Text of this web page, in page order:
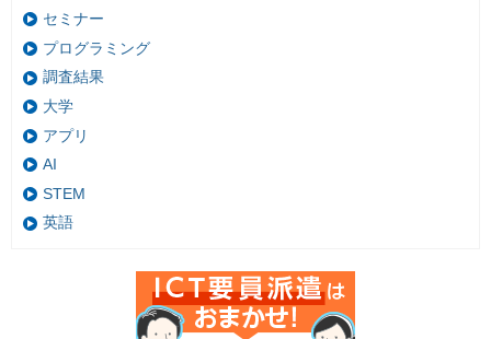
セミナー
プログラミング
調査結果
大学
アプリ
AI
STEM
英語